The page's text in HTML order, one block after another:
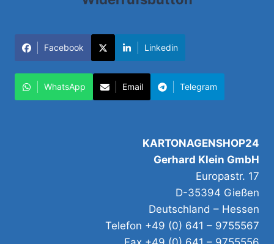
Facebook Linkedin
WhatsApp Email Telegram
KARTONAGENSHOP24
Gerhard Klein GmbH
Europastr. 17
D-35394 Gießen
Deutschland – Hessen
Telefon +49 (0) 641 – 9755567